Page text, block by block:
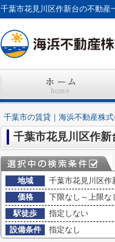
千葉市花見川区作新台の不動産
千葉市の賃貸｜海浜不動産株式
千葉市花見川区作新
地域
千葉市花見川区作
価格
下限なし～上限な
駅徒歩
指定しない
設備条件
指定なし